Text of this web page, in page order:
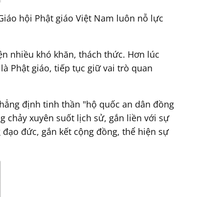
hội Phật giáo Việt Nam luôn nỗ lực
nhiều khó khăn, thách thức. Hơn lúc
Phật giáo, tiếp tục giữ vai trò quan
định tinh thần "hộ quốc an dân đồng
chảy xuyên suốt lịch sử, gắn liền với sự
đức, gắn kết cộng đồng, thể hiện sự